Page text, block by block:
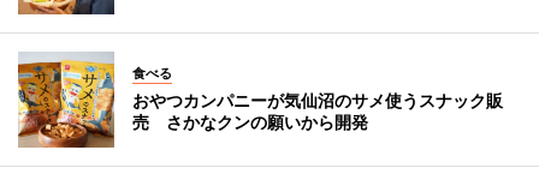
食べる
おやつカンパニーが気仙沼のサメ使うスナック販
売 さかなクンの願いから開発